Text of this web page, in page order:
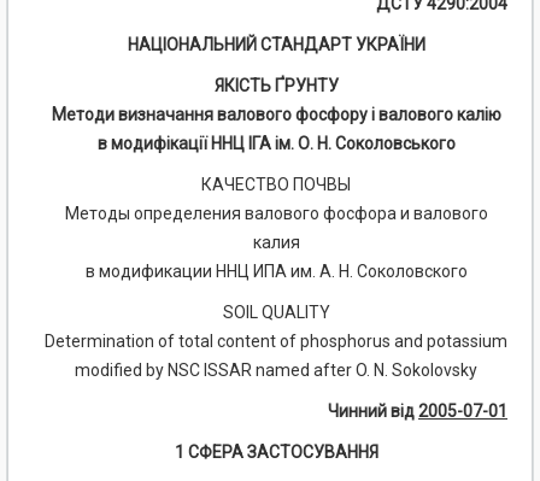
ДСТУ 4290:2004
НАЦІОНАЛЬНИЙ СТАНДАРТ УКРАЇНИ
ЯКІСТЬ ҐРУНТУ
Методи визначання валового фосфору і валового калію
в модифікації ННЦ ІГА ім. О. Н. Соколовського
КАЧЕСТВО ПОЧВЫ
Методы определения валового фосфора и валового
калия
в модификации ННЦ ИПА им. А. Н. Соколовского
SOIL QUALITY
Determination of total content of phosphorus and potassium
modified by NSC ISSAR named after O. N. Sokolovsky
Чинний від2005-07-01
1 СФЕРА ЗАСТОСУВАННЯ